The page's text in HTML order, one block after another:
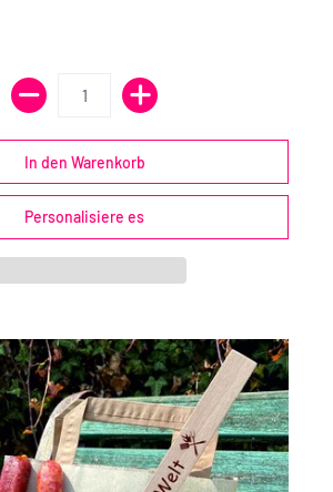
Personalisiere es